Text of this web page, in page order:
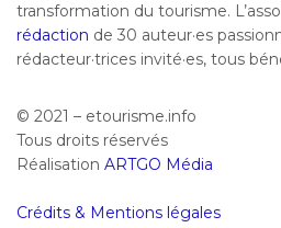
transformation du tourisme.
rédaction de 30 auteur·es
rédacteur·trices invité·es, tous
© 2021 – etourisme.info
Tous droits réservés
Réalisation ARTGO Média
Crédits & Mentions légales